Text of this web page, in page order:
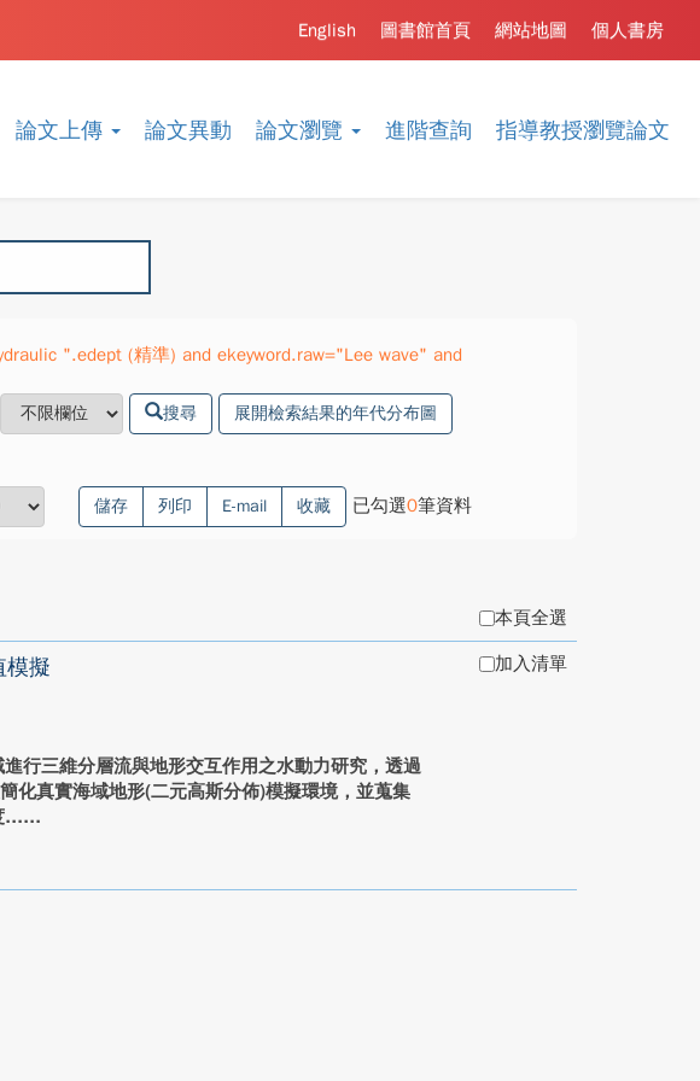
論文上傳 論文異動 論文瀏覽 進階查詢 指導教授瀏覽論文
個人書房
網站地圖
圖書館首頁
English
".edept (精準) and ekeyword.raw="Lee wave" and
搜尋 展開檢索結果的年代分布圖
儲存 列印 E-mail 收藏 已勾選0筆資料
本頁全選
模擬
行三維分層流與地形交互作用之水動力研究，透過
化真實海域地形(二元高斯分佈)模擬環境，並蒐集
...
加入清單